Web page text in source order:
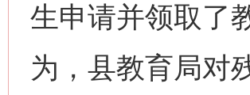
生申请并领取了
为，县教育局对